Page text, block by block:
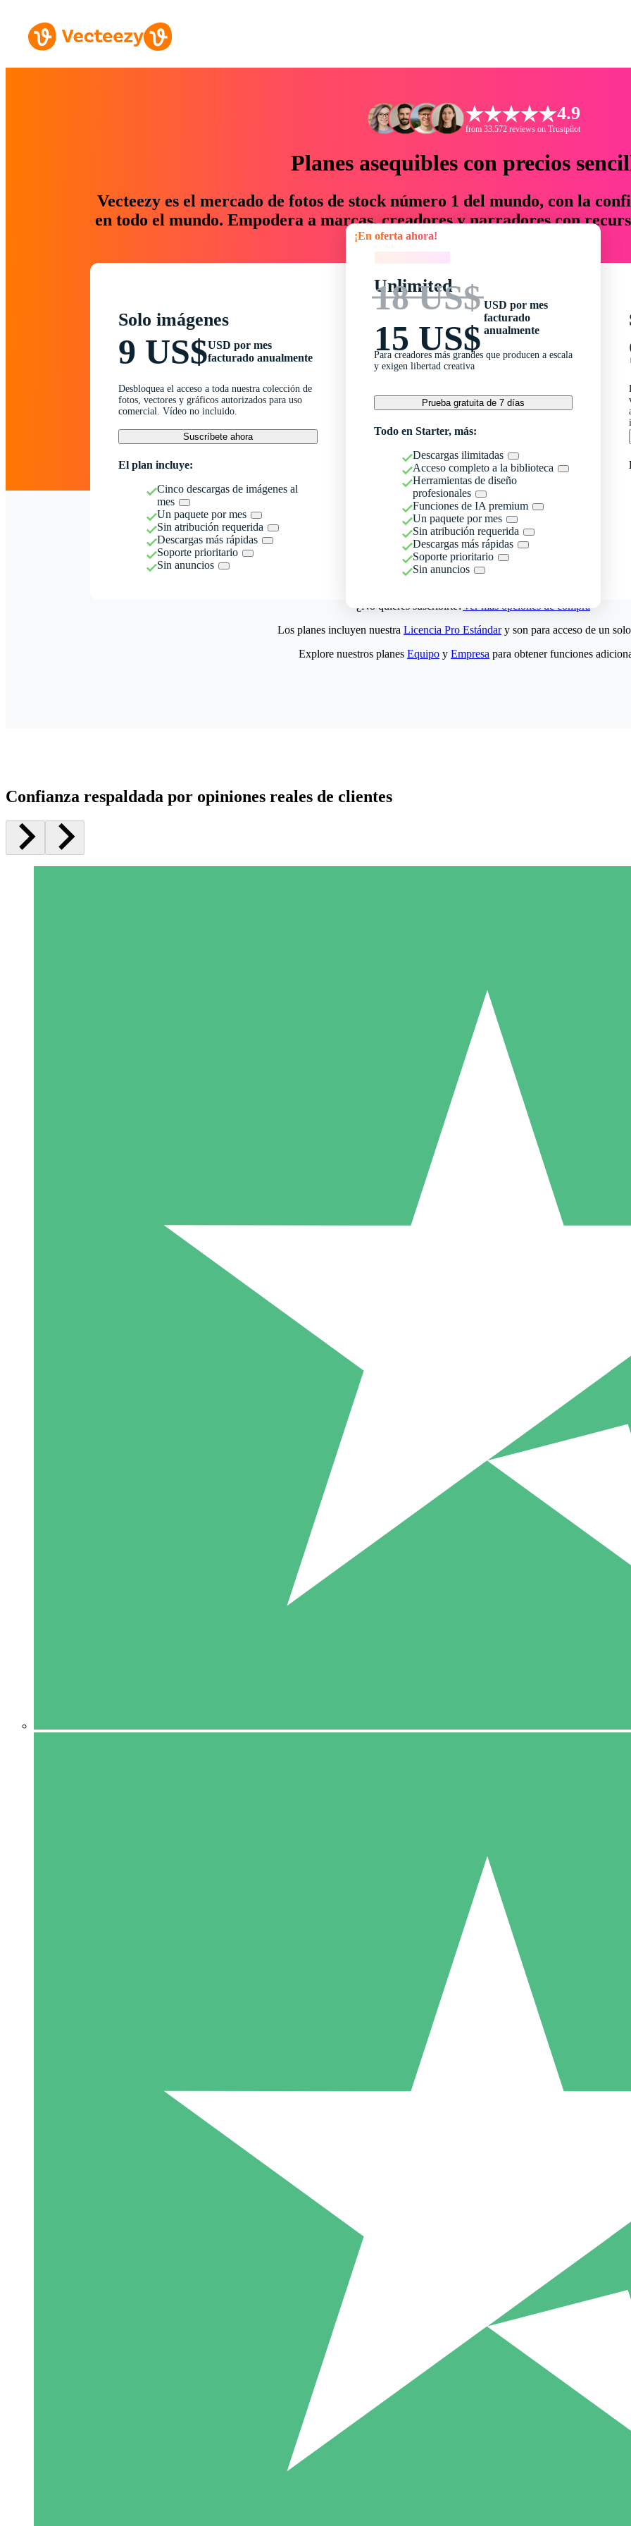
4.9
from 33.572 reviews on Trustpilot
Planes asequibles con precios
Vecteezy es el mercado de fotos de stock número 1 del mundo, con la
en todo el mundo. Empodera a marcas, creadores y narradores con
un 76 % en tiempo y presupuesto.
Solo imágenes
9 US$USD por mes
facturado anualmente
Desbloquea el acceso a toda nuestra colección de
fotos, vectores y gráficos autorizados para uso
comercial. Vídeo no incluido.
Suscríbete ahora
El plan incluye:
Cinco descargas de imágenes al
mes
Un paquete por mes
Sin atribución requerida
Descargas más rápidas
Soporte prioritario
Sin anuncios
¡En oferta ahora!
Unlimited
18 US$
15 US$
USD por mes
facturado
anualmente
Para creadores más grandes que producen a escala
y exigen libertad creativa
Prueba gratuita de 7 días
Todo en Starter, más:
Descargas ilimitadas
Acceso completo a la biblioteca
Herramientas de diseño
profesionales
Funciones de IA premium
Un paquete por mes
Sin atribución requerida
Descargas más rápidas
Soporte prioritario
Sin anuncios
¿No quieres suscribirte?Ver más opciones de compra
5 Descargas
15
Los planes incluyen nuestra Licencia Pro Estándary son para acceso de un
Explore nuestros planes Equipo y Empresa para obtener funciones
Confianza respaldada por opiniones reales de clientes